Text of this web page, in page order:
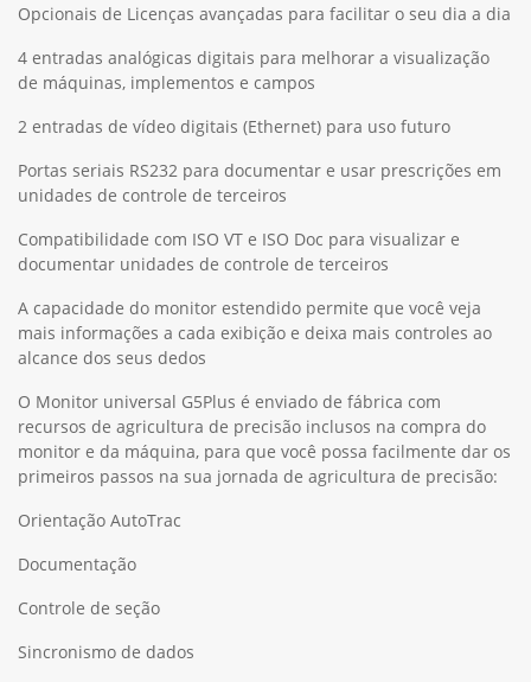
Opcionais de Licenças avançadas para facilitar o seu dia a dia
4 entradas analógicas digitais para melhorar a visualização
de máquinas, implementos e campos
2 entradas de vídeo digitais (Ethernet) para uso futuro
Portas seriais RS232 para documentar e usar prescrições em
unidades de controle de terceiros
Compatibilidade com ISO VT e ISO Doc para visualizar e
documentar unidades de controle de terceiros
A capacidade do monitor estendido permite que você veja
mais informações a cada exibição e deixa mais controles ao
alcance dos seus dedos
O Monitor universal G5Plus é enviado de fábrica com
recursos de agricultura de precisão inclusos na compra do
monitor e da máquina, para que você possa facilmente dar os
primeiros passos na sua jornada de agricultura de precisão:
Orientação AutoTrac
Documentação
Controle de seção
Sincronismo de dados